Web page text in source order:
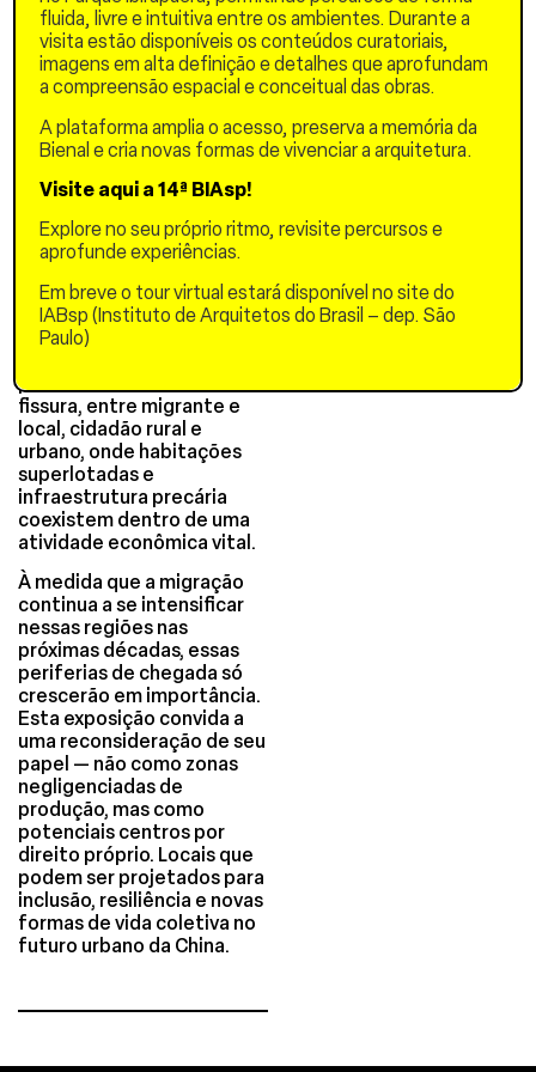
parte da População
Flutuante da China de 380
milhões, sustentam a
indústria, mas permanecem
excluídos de várias formas
de habitação formal,
serviços e vida cívica,
conforme mediado pelo
sistema Hukou.
O trabalho é central para
essa condição. Ele
estrutura tanto a
economia local quanto as
múltiplas comunidades que
periferia torna visível essa
fissura, entre migrante e
local, cidadão rural e
urbano, onde habitações
superlotadas e
infraestrutura precária
coexistem dentro de uma
atividade econômica vital.
À medida que a migração
continua a se intensificar
nessas regiões nas
próximas décadas, essas
periferias de chegada só
crescerão em importância.
Esta exposição convida a
uma reconsideração de seu
papel — não como zonas
negligenciadas de
produção, mas como
potenciais centros por
direito próprio. Locais que
podem ser projetados para
inclusão, resiliência e novas
formas de vida coletiva no
futuro urbano da China.
fluida, livre e intuitiva entre os ambientes. Durante a
visita estão disponíveis os conteúdos curatoriais,
imagens em alta definição e detalhes que aprofundam
a compreensão espacial e conceitual das obras.
A plataforma amplia o acesso, preserva a memória da
Bienal e cria novas formas de vivenciar a arquitetura.
Visite aqui a 14ª BIAsp!
Explore no seu próprio ritmo, revisite percursos e
aprofunde experiências.
Em breve o tour virtual estará disponível no site do
IABsp (Instituto de Arquitetos do Brasil – dep. São
Paulo)